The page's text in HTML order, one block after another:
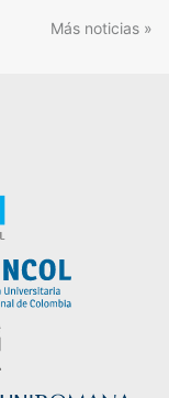
Más noticias »